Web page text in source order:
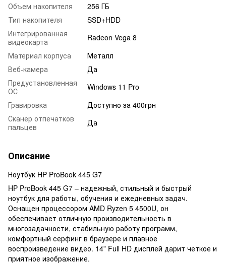
Объем накопителя
256 ГБ
Тип накопителя
SSD+HDD
Интегрированная
видеокарта
Radeon Vega 8
Материал корпуса
Металл
Веб-камера
Да
Предустановленная
ОС
Windows 11 Pro
Гравировка
Доступно за 400грн
Сканер отпечатков
пальцев
Да
Описание
Ноутбук HP ProBook 445 G7
HP ProBook 445 G7 – надежный, стильный и быстрый
ноутбук для работы, обучения и ежедневных задач.
Оснащен процессором AMD Ryzen 5 4500U, он
обеспечивает отличную производительность в
многозадачности, стабильную работу программ,
комфортный серфинг в браузере и плавное
воспроизведение видео. 14” Full HD дисплей дарит четкое и
приятное изображение.